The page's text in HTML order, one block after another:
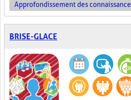
Approfondissement des
BRISE-GLACE